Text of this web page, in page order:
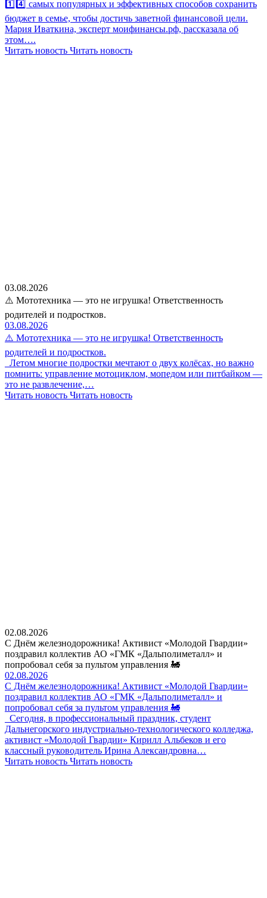
1️⃣4️⃣ самых популярных и эффективных способов сохранить
бюджет в семье, чтобы достичь заветной финансовой цели.
Мария Иваткина, эксперт моифинансы.рф, рассказала об
этом….
Читать новость Читать новость
03.08.2026
⚠️ Мототехника — это не игрушка! Ответственность
родителей и подростков.
03.08.2026
⚠️ Мототехника — это не игрушка! Ответственность
родителей и подростков.
Летом многие подростки мечтают о двух колёсах, но важно
помнить: управление мотоциклом, мопедом или питбайком —
это не развлечение,…
Читать новость Читать новость
02.08.2026
С Днём железнодорожника! Активист «Молодой Гвардии»
поздравил коллектив АО «ГМК «Дальполиметалл» и
попробовал себя за пультом управления 🚂
02.08.2026
С Днём железнодорожника! Активист «Молодой Гвардии»
поздравил коллектив АО «ГМК «Дальполиметалл» и
попробовал себя за пультом управления 🚂
Сегодня, в профессиональный праздник, студент
Дальнегорского индустриально-технологического колледжа,
активист «Молодой Гвардии» Кирилл Альбеков и его
классный руководитель Ирина Александровна…
Читать новость Читать новость